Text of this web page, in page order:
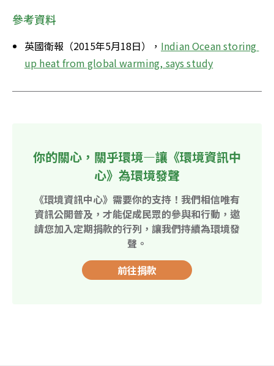
參考資料
英國衛報（2015年5月18日）， Indian Ocean storing
up heat from global warming, says study
你的關心，關乎環境—讓《環境資訊中
心》為環境發聲
《環境資訊中心》需要你的支持！我們相信唯有
資訊公開普及，才能促成民眾的參與和行動，邀
請您加入定期捐款的行列，讓我們持續為環境發
聲。
前往捐款